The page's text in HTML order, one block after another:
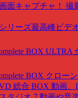
面キャプチャ！ 撮
BOX ULTRA
BOX クロー
総合 BOX 動画、